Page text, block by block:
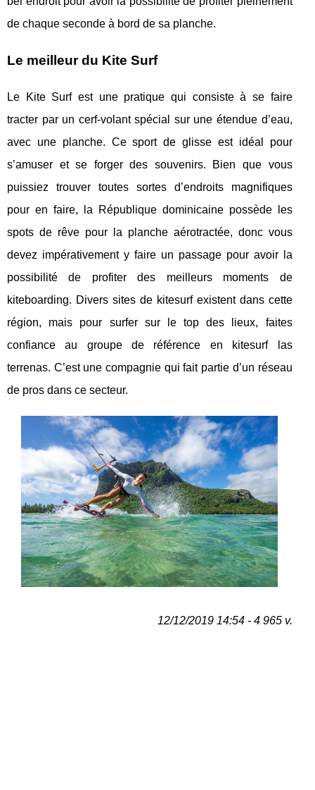
de chaque seconde à bord de sa planche.
Le meilleur du Kite Surf
Le Kite Surf est une pratique qui consiste à se faire
tracter par un cerf-volant spécial sur une étendue d’eau,
avec une planche. Ce sport de glisse est idéal pour
s’amuser et se forger des souvenirs. Bien que vous
puissiez trouver toutes sortes d’endroits magnifiques
pour en faire, la République dominicaine possède les
spots de rêve pour la planche aérotractée, donc vous
devez impérativement y faire un passage pour avoir la
possibilité de profiter des meilleurs moments de
kiteboarding. Divers sites de kitesurf existent dans cette
région, mais pour surfer sur le top des lieux, faites
confiance au groupe de référence en kitesurf las
terrenas. C’est une compagnie qui fait partie d’un réseau
de pros dans ce secteur.
12/12/2019 14:54 - 4 965 v.